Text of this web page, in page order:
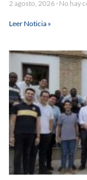
2 agosto, 2026 No hay
Leer Noticia »